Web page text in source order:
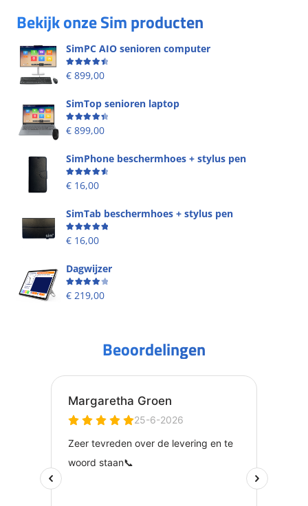
Bekijk onze Sim producten
SimPC AIO senioren computer
Beoordeling
€ 899,00
SimTop senioren laptop
Beoordeling
€ 899,00
SimPhone beschermhoes + stylus pen
Beoordeling
€ 16,00
SimTab beschermhoes + stylus pen
Beoordeling
€ 16,00
Dagwijzer
Beoordeling
€ 219,00
Beoordelingen